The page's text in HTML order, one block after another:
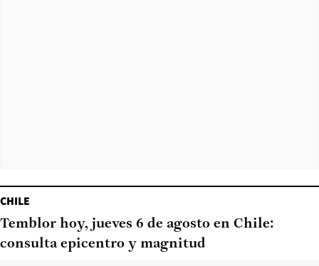
CHILE
Temblor hoy, jueves 6 de agosto en Chile:
consulta epicentro y magnitud